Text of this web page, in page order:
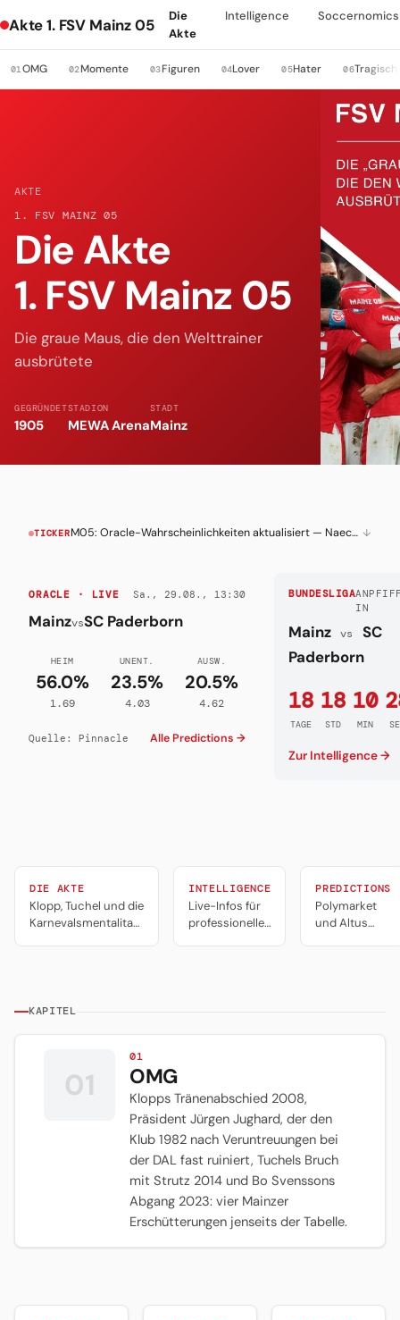
Akte 1. FSV Mainz 05
Die
Akte
Intelligence Soccernomics
01 OMG 02 Momente 03Figuren 04Lover 05Hater 06Tragisch
AKTE
1. FSV MAINZ 05
Die Akte
1. FSV Mainz 05
Die graue Maus, die den Welttrainer
ausbrütete
GEGRÜNDET
1905
STADION
MEWA Arena
STADT
Mainz
TICKER M05: Oracle-Wahrscheinlichkeiten aktualisiert — Naechstes Spiel live verfolgen ↓
ORACLE · LIVE Sa., 29.08., 13:30
MainzvsSC Paderborn
HEIM
56.0%
1.69
UNENT.
23.5%
4.03
AUSW.
20.5%
4.62
Quelle: Pinnacle Alle Predictions →
BUNDESLIGA
IN
Mainz vs
SC
Paderborn
18
TAGE
18
STD
10
MIN
Zur Intelligence →
DIE AKTE
Klopp, Tuchel und die
Karnevalsmentalitaet
INTELLIGENCE
Live-Infos für
professionelles
PREDICTIONS
Polymarket
und Altus
KAPITEL
01
01
OMG
Klopps Tränenabschied 2008,
Präsident Jürgen Jughard, der den
Klub 1982 nach Veruntreuungen bei
der DAL fast ruiniert, Tuchels Bruch
mit Strutz 2014 und Bo Svenssons
Abgang 2023: vier Mainzer
Erschütterungen jenseits der Tabelle.